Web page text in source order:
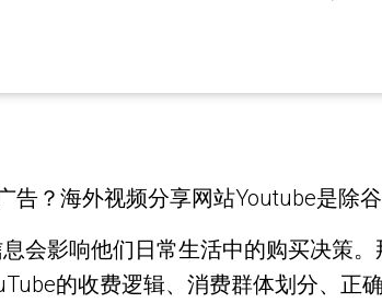
？海外视频分享网站Youtube是除
会影响他们日常生活中的购买决策
的收费逻辑、消费群体划分、